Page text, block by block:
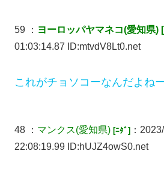
59 ： ヨーロッパヤマネコ(愛知県) [
01:03:14.87 ID:mtvdV8Lt0.net
これがチョソコーなんだよね
48 ： マンクス(愛知県) [ﾆﾀﾞ] ：
22:08:19.99 ID:hUJZ4owS0.net